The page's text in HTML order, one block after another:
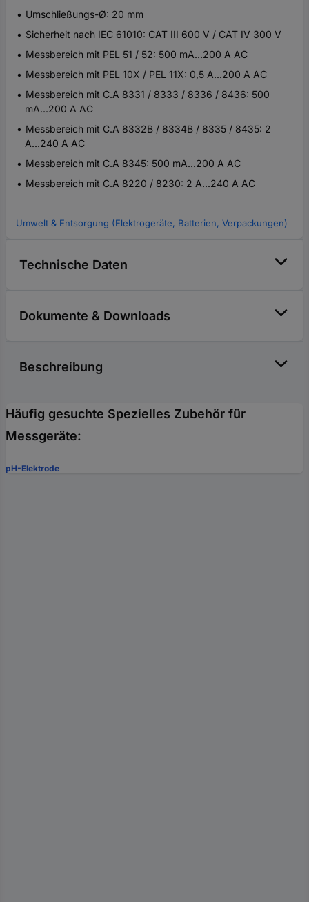
Umschließungs-Ø: 20 mm
Sicherheit nach IEC 61010: CAT III 600 V / CAT IV 300 V
Messbereich mit PEL 51 / 52: 500 mA...200 A AC
Messbereich mit PEL 10X / PEL 11X: 0,5 A...200 A AC
Messbereich mit C.A 8331 / 8333 / 8336 / 8436: 500
mA...200 A AC
Messbereich mit C.A 8332B / 8334B / 8335 / 8435: 2
A...240 A AC
Messbereich mit C.A 8345: 500 mA...200 A AC
Messbereich mit C.A 8220 / 8230: 2 A...240 A AC
Umwelt & Entsorgung (Elektrogeräte, Batterien, Verpackungen)
Technische Daten
Dokumente & Downloads
Beschreibung
Häufig gesuchte Spezielles Zubehör für
Messgeräte:
pH-Elektrode